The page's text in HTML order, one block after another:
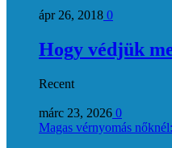
ápr 26, 2018 0
Hogy védjük
Recent
márc 23, 2026 0
Magas vérnyomás